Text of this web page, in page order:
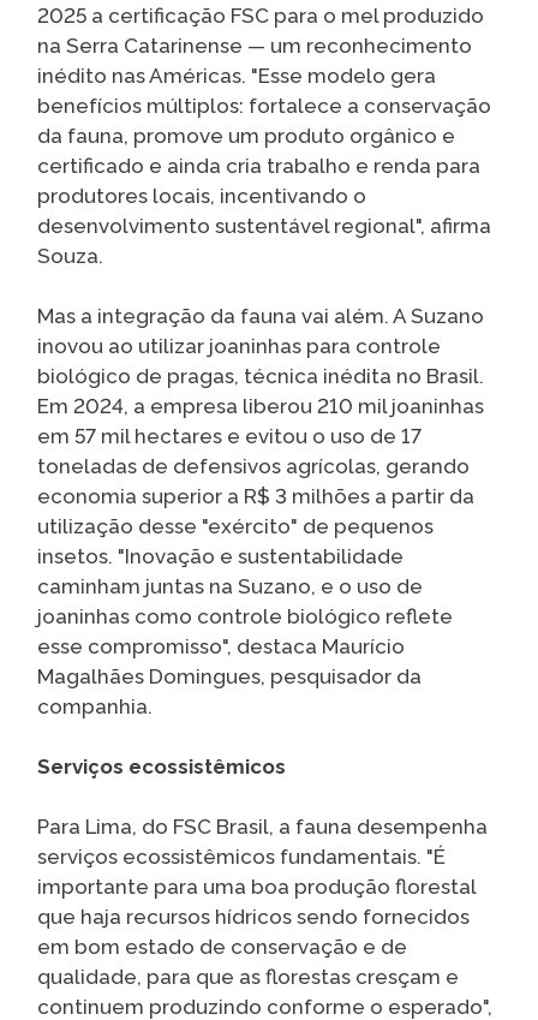
2025 a certificação FSC para o mel produzido
na Serra Catarinense — um reconhecimento
inédito nas Américas. "Esse modelo gera
benefícios múltiplos: fortalece a conservação
da fauna, promove um produto orgânico e
certificado e ainda cria trabalho e renda para
produtores locais, incentivando o
desenvolvimento sustentável regional", afirma
Souza.
Mas a integração da fauna vai além. A Suzano
inovou ao utilizar joaninhas para controle
biológico de pragas, técnica inédita no Brasil.
Em 2024, a empresa liberou 210 mil joaninhas
em 57 mil hectares e evitou o uso de 17
toneladas de defensivos agrícolas, gerando
economia superior a R$ 3 milhões a partir da
utilização desse "exército" de pequenos
insetos. "Inovação e sustentabilidade
caminham juntas na Suzano, e o uso de
joaninhas como controle biológico reflete
esse compromisso", destaca Maurício
Magalhães Domingues, pesquisador da
companhia.
Serviços ecossistêmicos
Para Lima, do FSC Brasil, a fauna desempenha
serviços ecossistêmicos fundamentais. "É
importante para uma boa produção florestal
que haja recursos hídricos sendo fornecidos
em bom estado de conservação e de
qualidade, para que as florestas cresçam e
continuem produzindo conforme o esperado",